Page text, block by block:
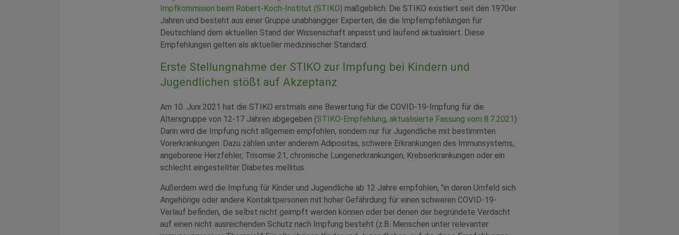
Impfkommision beim Robert-Koch-Institut (STIKO) maßgeblich. Die STIKO existiert seit den 1970er
Jahren und besteht aus einer Gruppe unabhängiger Experten, die die Impfempfehlungen für
Deutschland dem aktuellen Stand der Wissenschaft anpasst und laufend aktualisiert. Diese
Empfehlungen gelten als aktueller medizinischer Standard.
Erste Stellungnahme der STIKO zur Impfung bei Kindern und
Jugendlichen stößt auf Akzeptanz
Am 10. Juni 2021 hat die STIKO erstmals eine Bewertung für die COVID-19-Impfung für die
Altersgruppe von 12-17 Jahren abgegeben (STIKO-Empfehlung, aktualisierte Fassung vom 8.7.2021).
Darin wird die Impfung nicht allgemein empfohlen, sondern nur für Jugendliche mit bestimmten
Vorerkrankungen. Dazu zählen unter anderem Adipositas, schwere Erkrankungen des Immunsystems,
angeborene Herzfehler, Trisomie 21, chronische Lungenerkrankungen, Krebserkrankungen oder ein
schlecht eingestellter Diabetes mellitus.
Außerdem wird die Impfung für Kinder und Jugendliche ab 12 Jahre empfohlen, "in deren Umfeld sich
Angehörige oder andere Kontaktpersonen mit hoher Gefährdung für einen schweren COVID-19-
Verlauf befinden, die selbst nicht geimpft werden können oder bei denen der begründete Verdacht
auf einen nicht ausreichenden Schutz nach Impfung besteht (z.B. Menschen unter relevanter